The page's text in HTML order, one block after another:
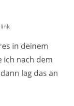
in deinem
ich nach dem
lag das an